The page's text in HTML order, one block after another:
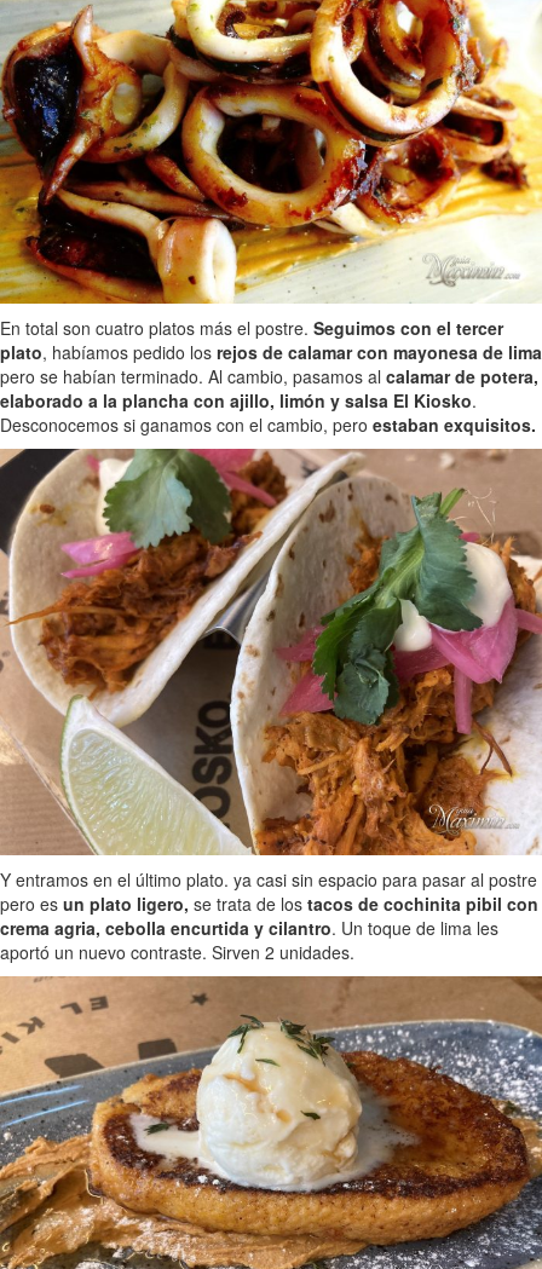
En total son cuatro platos más el postre. Seguimos con el tercer
plato, habíamos pedido los rejos de calamar con mayonesa de lima
pero se habían terminado. Al cambio, pasamos al calamar de potera,
elaborado a la plancha con ajillo, limón y salsa El Kiosko.
Desconocemos si ganamos con el cambio, pero estaban exquisitos.
Y entramos en el último plato. ya casi sin espacio para pasar al postre
pero es un plato ligero, se trata de los tacos de cochinita pibil con
crema agria, cebolla encurtida y cilantro. Un toque de lima les
aportó un nuevo contraste. Sirven 2 unidades.